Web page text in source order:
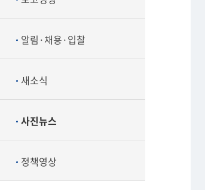
알림·채용·입찰
새소식
사진뉴스
정책영상